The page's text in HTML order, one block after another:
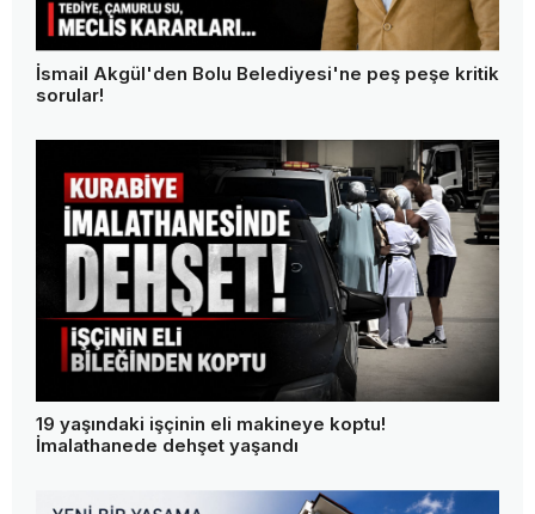
İsmail Akgül'den Bolu Belediyesi'ne peş peşe kritik
sorular!
19 yaşındaki işçinin eli makineye koptu!
İmalathanede dehşet yaşandı